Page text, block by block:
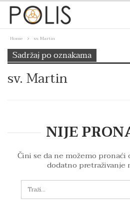
Home sv. Martin
Sadržaj po oznakama
sv. Martin
NIJE
Čini se da ne možemo pronaći
dodatno pretraživanje